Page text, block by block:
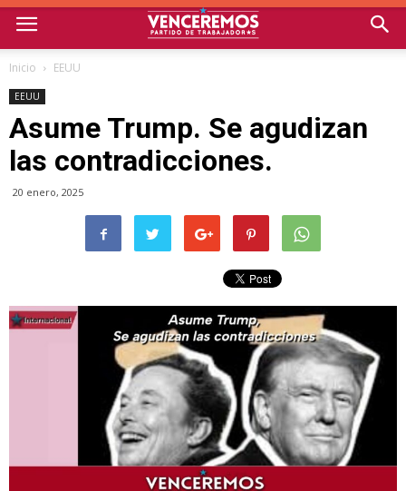
Inicio EEUU
EEUU
Asume Trump. Se agudizan
las contradicciones.
20 enero, 2025